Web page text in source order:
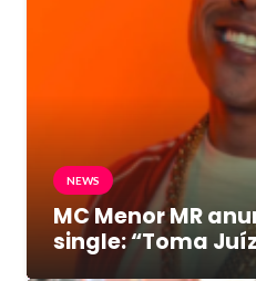
NEWS
MC Menor MR
single: “Toma